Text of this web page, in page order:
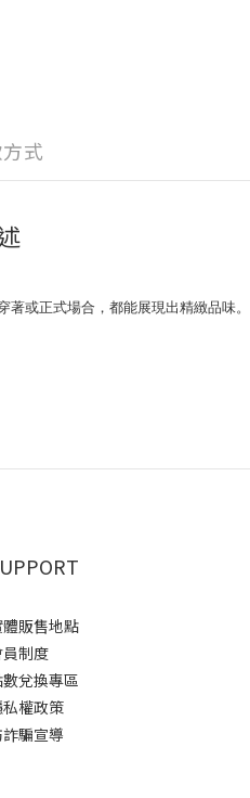
式
或正式場合，都能展現出精緻品味。
體販售地點
制度
兌換專區
私權政策
詐騙宣導